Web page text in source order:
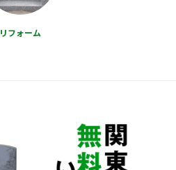
リフォーム